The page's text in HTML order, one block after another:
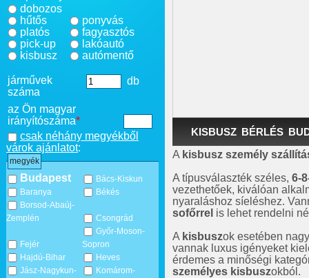
dobozos
hűtős
platós
pick-up
kisbusz
ponyvás
fagyasztós
lakóautó
autómentő
járművek
száma
db
az Ön magyar
irányítószáma*
csak néhány megyékből
várok ajánlatot:
megyék
Budapest
Bács-Kiskun
Baranya
Békés
Borsod-Abaúj-
Zemplén
Csongrád
Fejér
Győr-Moson-
Sopron
Hajdú-Bihar
Heves
Jász-Nagykun-
Komárom-
KISBUSZ BÉRLÉS
A kisbusz személy
A típusválaszték széles, 6-
vezethetőek, kiválóan
nyaraláshoz síeléshez.
sofőrrel is lehet rendelni
A kisbuszok esetében
vannak luxus igényeket
érdemes a minőségi
személyes kisbuszokból.